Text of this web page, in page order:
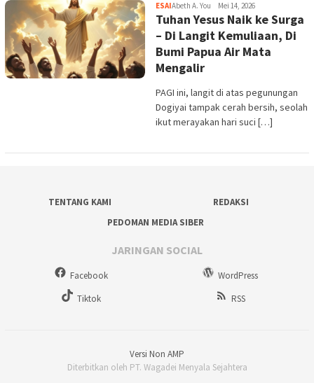
ESAIAbeth A. You Mei 14, 2026
Tuhan Yesus Naik ke Surga
– Di Langit Kemuliaan, Di
Bumi Papua Air Mata
Mengalir
PAGI ini, langit di atas pegunungan
Dogiyai tampak cerah bersih, seolah
ikut merayakan hari suci […]
TENTANG KAMI
REDAKSI
PEDOMAN MEDIA SIBER
JARINGAN SOCIAL
Facebook
WordPress
Tiktok
RSS
Versi Non AMP
Diterbitkan oleh PT. Wagadei Menyala Sejahtera